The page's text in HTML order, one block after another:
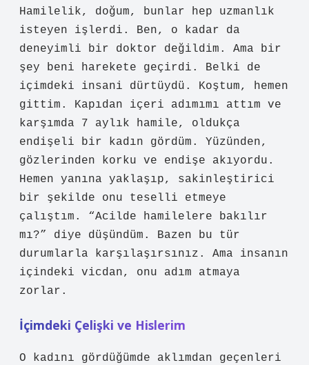
Hamilelik, doğum, bunlar hep uzmanlık
isteyen işlerdi. Ben, o kadar da
deneyimli bir doktor değildim. Ama bir
şey beni harekete geçirdi. Belki de
içimdeki insani dürtüydü. Koştum, hemen
gittim. Kapıdan içeri adımımı attım ve
karşımda 7 aylık hamile, oldukça
endişeli bir kadın gördüm. Yüzünden,
gözlerinden korku ve endişe akıyordu.
Hemen yanına yaklaşıp, sakinleştirici
bir şekilde onu teselli etmeye
çalıştım. “Acilde hamilelere bakılır
mı?” diye düşündüm. Bazen bu tür
durumlarla karşılaşırsınız. Ama insanın
içindeki vicdan, onu adım atmaya
zorlar.
İçimdeki Çelişki ve Hislerim
O kadını gördüğümde aklımdan geçenleri